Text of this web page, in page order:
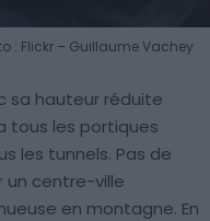
: Flickr – Guillaume Vachey
sa hauteur réduite
tous les portiques
les tunnels. Pas de
un centre-ville
en montagne. En